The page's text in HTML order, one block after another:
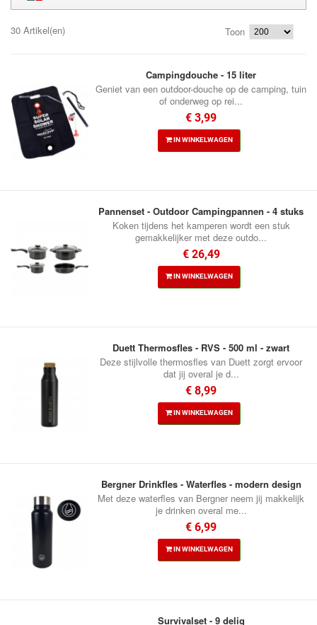
30 Artikel(en) Toon
Campingdouche - 15 liter
Geniet van een outdoor-douche op de camping, tuin
of onderweg op rei...
€ 3,99
IN WINKELWAGEN
Pannenset - Outdoor Campingpannen - 4 stuks
Koken tijdens het kamperen wordt een stuk
gemakkelijker met deze outdo...
€ 26,49
IN WINKELWAGEN
Duett Thermosfles - RVS - 500 ml - zwart
Deze stijlvolle thermosfles van Duett zorgt ervoor
dat jij overal je d...
€ 8,99
IN WINKELWAGEN
Bergner Drinkfles - Waterfles - modern design
Met deze waterfles van Bergner neem jij makkelijk
je drinken overal me...
€ 6,99
IN WINKELWAGEN
Survivalset - 9 delig